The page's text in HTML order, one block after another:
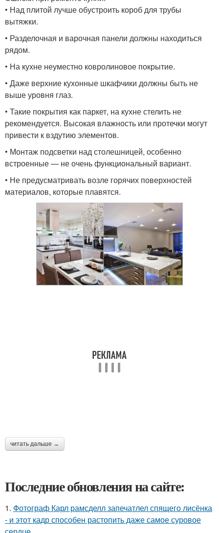
• Над плитой лучше обустроить короб для трубы
вытяжки.
• Разделочная и варочная панели должны находиться
рядом.
• На кухне неуместно ковролиновое покрытие.
• Даже верхние кухонные шкафчики должны быть не
выше уровня глаз.
• Такие покрытия как паркет, на кухне стелить не
рекомендуется. Высокая влажность или протечки могут
привести к вздутию элементов.
• Монтаж подсветки над столешницей, особенно
встроенные — не очень функциональный вариант.
• Не предусматривать возле горячих поверхностей
материалов, которые плавятся.
читать дальше →
Последние обновления на сайте:
1. Фотограф Карл рамсделл запечатлел спящего лисёнка
- и этот кадр способен растопить даже самое суровое